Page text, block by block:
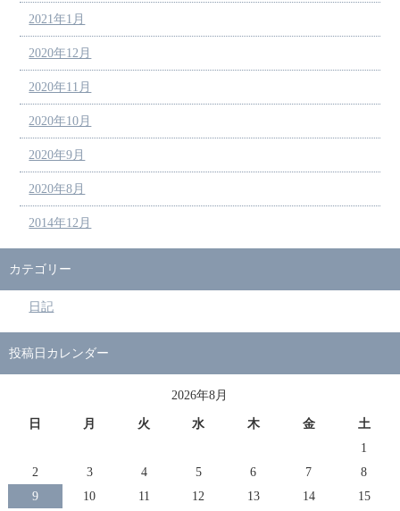
2021年1月
2020年12月
2020年11月
2020年10月
2020年9月
2020年8月
2014年12月
カテゴリー
日記
投稿日カレンダー
2026年8月
日 月 火 水 木 金
土
1
2
3 4 5 6 7
8
9
10 11 12 13 14 15